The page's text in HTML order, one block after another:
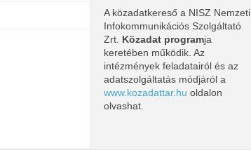
A közadatkereső a NISZ Nemzeti
Infokommunikációs Szolgáltató
Zrt. Közadat programja
keretében működik. Az
intézmények feladatairól és az
adatszolgáltatás módjáról a
www.kozadattar.hu oldalon
olvashat.